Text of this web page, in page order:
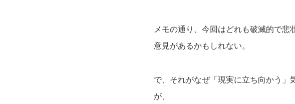
メモの通り、今回はどれも破滅的で
意見があるかもしれない。
で、それがなぜ「現実に立ち向かう」
が、